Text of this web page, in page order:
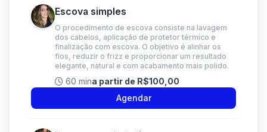
Escova simples
O procedimento de escova consiste na lavagem
dos cabelos, aplicação de protetor térmico e
finalização com escova. O objetivo é alinhar os
fios, reduzir o frizz e proporcionar um resultado
elegante, natural e com acabamento mais polido.
60 mina partir de R$100,00
Agendar